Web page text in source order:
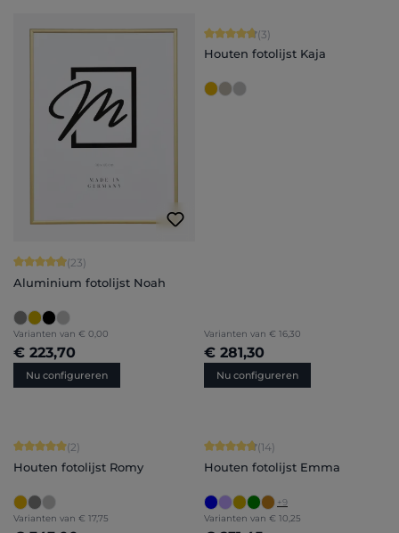
Gemiddelde waardering van 4.91 van 5 sterren
(23)
Aluminium fotolijst Noah
Varianten van € 0,00
€ 223,70
Nu configureren
Gemiddelde waardering van 4.67
(3)
Houten fotolijst Kaja
Varianten van € 16,30
€ 281,30
Nu configureren
Gemiddelde waardering van 5 van 5 sterren
(2)
Houten fotolijst Romy
Varianten van € 17,75
Gemiddelde waardering van 4.86
(14)
Houten fotolijst Emma
+9
Varianten van € 10,25